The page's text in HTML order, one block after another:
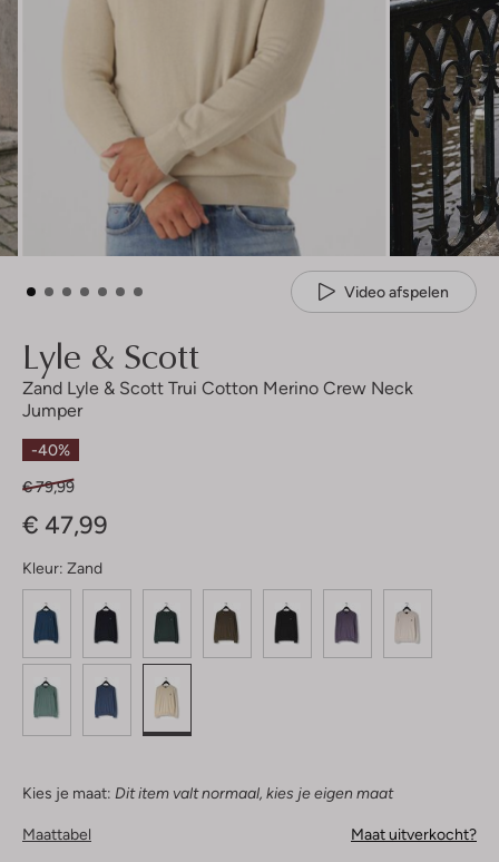
Video afspelen
Lyle & Scott
Zand Lyle & Scott Trui Cotton Merino Crew Neck
Jumper
-40%
€ 79,99
€ 47,99
Kleur: Zand
Kies je maat: Dit item valt normaal, kies je eigen maat
Maattabel Maat uitverkocht?